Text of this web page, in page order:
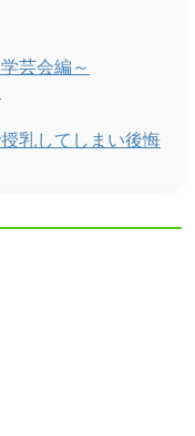
芸会編～
乳してしまい後悔